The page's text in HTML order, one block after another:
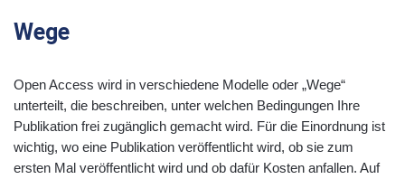
Wege
Open Access wird in verschiedene Modelle oder „Wege“
unterteilt, die beschreiben, unter welchen Bedingungen Ihre
Publikation frei zugänglich gemacht wird. Für die Einordnung ist
wichtig, wo eine Publikation veröffentlicht wird, ob sie zum
ersten Mal veröffentlicht wird und ob dafür Kosten anfallen. Auf